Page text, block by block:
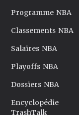
Programme NBA
Classements NBA
Salaires NBA
Playoffs NBA
Dossiers NBA
Encyclopédie
TrashTalk